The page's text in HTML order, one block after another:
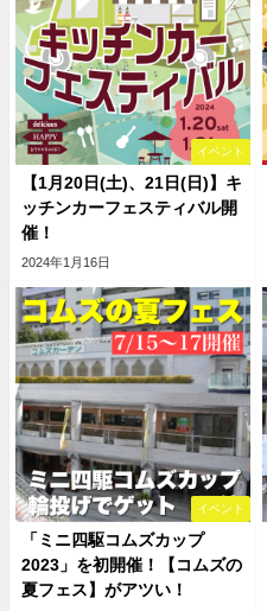
イベント
【1月20日(土)、21日(日)】キ
ッチンカーフェスティバル開
催！
2024年1月16日
イベント
「ミニ四駆コムズカップ
2023」を初開催！【コムズの
夏フェス】がアツい！